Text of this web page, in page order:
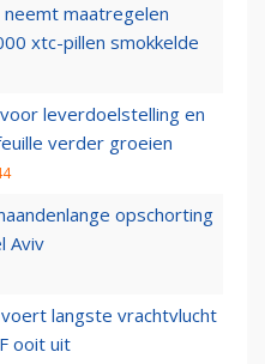
neemt maatregelen
xtc-pillen smokkelde
leverdoelstelling en
verder groeien
opschorting
Aviv
langste vrachtvlucht
ooit uit